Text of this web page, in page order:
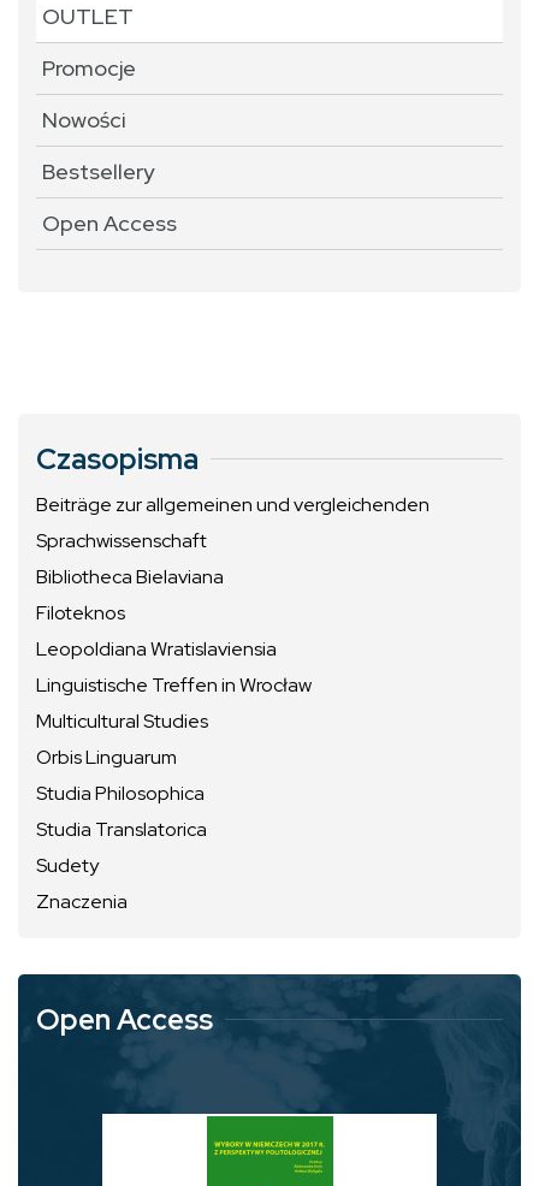
OUTLET
Promocje
Nowości
Bestsellery
Open Access
Czasopisma
Beiträge zur allgemeinen und vergleichenden
Sprachwissenschaft
Bibliotheca Bielaviana
Filoteknos
Leopoldiana Wratislaviensia
Linguistische Treffen in Wrocław
Multicultural Studies
Orbis Linguarum
Studia Philosophica
Studia Translatorica
Sudety
Znaczenia
Open Access